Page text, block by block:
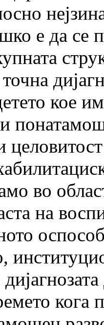
е да се
кое
во
на
кога